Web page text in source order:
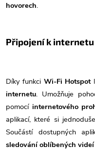
hovorech.
Připojení k internetu
Díky funkci Wi-Fi Hotspot
internetu. Umožňuje
pomocí internetového
aplikací, které si
Součástí dostupných
sledování oblíbených